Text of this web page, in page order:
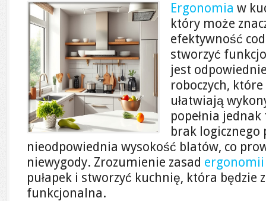
Ergonomia w
który może
efektywność
stworzyć
jest
roboczych,
ułatwiają
popełnia
brak logicznego
nieodpowiednia wysokość blatów, co
niewygody. Zrozumienie zasad ergonomii
pułapek i stworzyć kuchnię, która
funkcjonalna.